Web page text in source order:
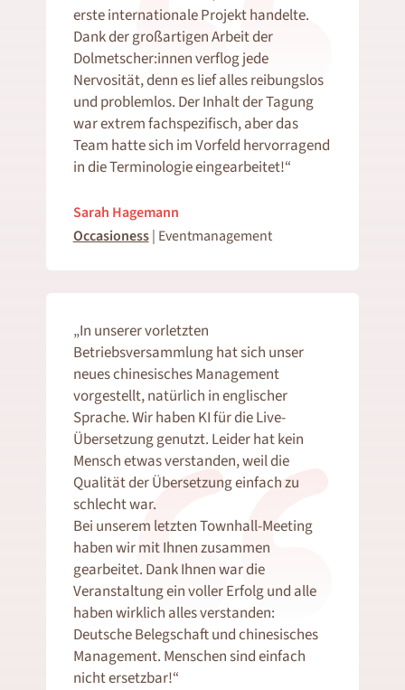
erste internationale Projekt handelte.
Dank der großartigen Arbeit der
Dolmetscher:innen verflog jede
Nervosität, denn es lief alles reibungslos
und problemlos. Der Inhalt der Tagung
war extrem fachspezifisch, aber das
Team hatte sich im Vorfeld hervorragend
in die Terminologie eingearbeitet!“
Sarah Hagemann
Occasioness| Eventmanagement
„In unserer vorletzten
Betriebsversammlung hat sich unser
neues chinesisches Management
vorgestellt, natürlich in englischer
Sprache. Wir haben KI für die Live-
Übersetzung genutzt. Leider hat kein
Mensch etwas verstanden, weil die
Qualität der Übersetzung einfach zu
schlecht war.
Bei unserem letzten Townhall-Meeting
haben wir mit Ihnen zusammen
gearbeitet. Dank Ihnen war die
Veranstaltung ein voller Erfolg und alle
haben wirklich alles verstanden:
Deutsche Belegschaft und chinesisches
Management. Menschen sind einfach
nicht ersetzbar!“